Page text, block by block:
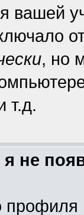
вашей
, но
т.д.
не